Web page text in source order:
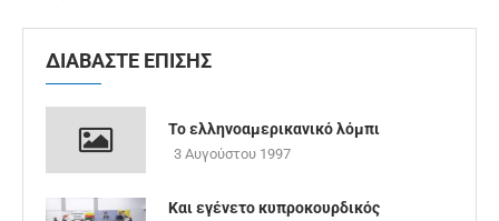
ΔΙΑΒΑΣΤΕ ΕΠΙΣΗΣ
Το ελληνοαμερικανικό λόμπι
3 Αυγούστου 1997
Και εγένετο κυπροκουρδικός